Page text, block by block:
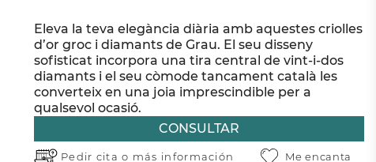
Eleva la teva elegància diària amb aquestes criolles
d’or groc i diamants de Grau. El seu disseny
sofisticat incorpora una tira central de vint-i-dos
diamants i el seu còmode tancament català les
converteix en una joia imprescindible per a
qualsevol ocasió.
CONSULTAR
Pedir cita o más información Me encanta